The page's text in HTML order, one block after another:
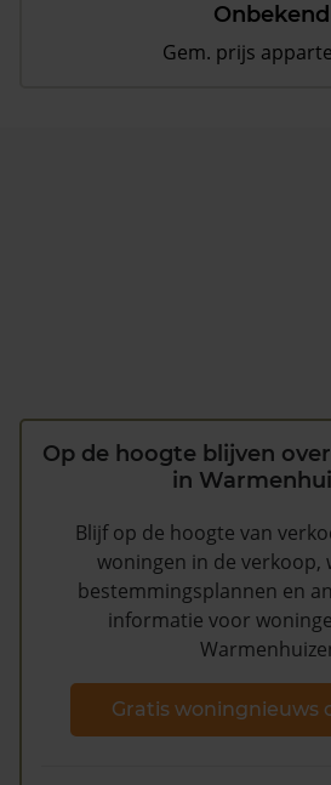
Onbekend
Gem. prijs
Op de hoogte blijven
in
Blijf op de hoogte van
woningen in de verkoop,
bestemmingsplannen en
informatie voor
Gratis woningnieuws